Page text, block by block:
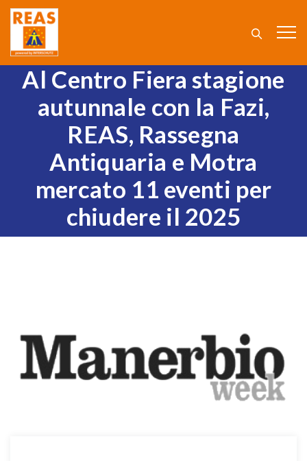
Al Centro Fiera stagione
autunnale con la Fazi,
REAS, Rassegna
Antiquaria e Motra
mercato 11 eventi per
chiudere il 2025